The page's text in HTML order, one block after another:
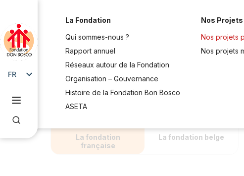
FR
La Fondation
Qui sommes-nous ?
Rapport annuel
Réseaux autour de la Fondation
Organisation – Gouvernance
Histoire de la Fondation Bon Bosco
ASETA
Nos Projets
Nos projets
Nos projets
La fondation
française
La fondation belge